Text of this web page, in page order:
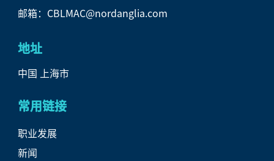
邮箱：CBLMAC@nordanglia.com
地址
中国 上海市
常用链接
职业发展
新闻